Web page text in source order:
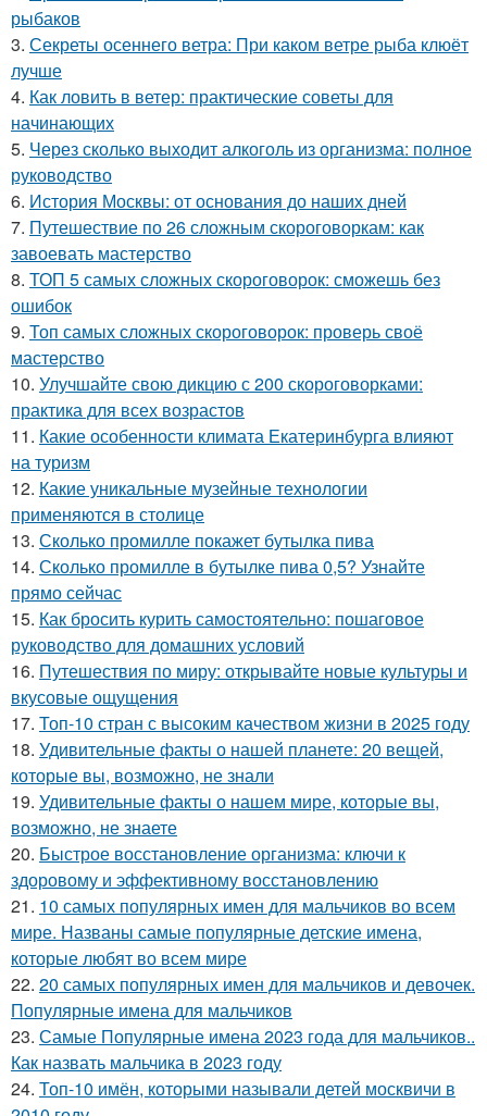
рыбаков
3. Секреты осеннего ветра: При каком ветре рыба клюёт
лучше
4. Как ловить в ветер: практические советы для
начинающих
5. Через сколько выходит алкоголь из организма: полное
руководство
6. История Москвы: от основания до наших дней
7. Путешествие по 26 сложным скороговоркам: как
завоевать мастерство
8. ТОП 5 самых сложных скороговорок: сможешь без
ошибок
9. Топ самых сложных скороговорок: проверь своё
мастерство
10. Улучшайте свою дикцию с 200 скороговорками:
практика для всех возрастов
11. Какие особенности климата Екатеринбурга влияют
на туризм
12. Какие уникальные музейные технологии
применяются в столице
13. Сколько промилле покажет бутылка пива
14. Сколько промилле в бутылке пива 0,5? Узнайте
прямо сейчас
15. Как бросить курить самостоятельно: пошаговое
руководство для домашних условий
16. Путешествия по миру: открывайте новые культуры и
вкусовые ощущения
17. Топ-10 стран с высоким качеством жизни в 2025 году
18. Удивительные факты о нашей планете: 20 вещей,
которые вы, возможно, не знали
19. Удивительные факты о нашем мире, которые вы,
возможно, не знаете
20. Быстрое восстановление организма: ключи к
здоровому и эффективному восстановлению
21. 10 самых популярных имен для мальчиков во всем
мире. Названы самые популярные детские имена,
которые любят во всем мире
22. 20 самых популярных имен для мальчиков и девочек.
Популярные имена для мальчиков
23. Самые Популярные имена 2023 года для мальчиков..
Как назвать мальчика в 2023 году
24. Топ-10 имён, которыми называли детей москвичи в